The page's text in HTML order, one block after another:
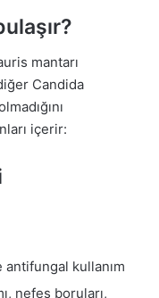
mantarı
Candida
içerir:
kullanım
nefes boruları,